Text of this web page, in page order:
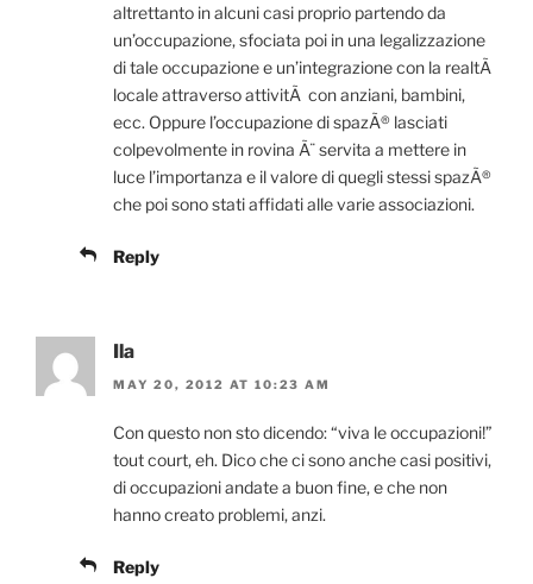
altrettanto in alcuni casi proprio partendo da
un’occupazione, sfociata poi in una legalizzazione
di tale occupazione e un’integrazione con la realtÃ
locale attraverso attivitÃ con anziani, bambini,
ecc. Oppure l’occupazione di spazÃ® lasciati
colpevolmente in rovina Ã¨ servita a mettere in
luce l’importanza e il valore di quegli stessi spazÃ®
che poi sono stati affidati alle varie associazioni.
Reply
Ila
MAY 20, 2012 AT 10:23 AM
Con questo non sto dicendo: “viva le occupazioni!”
tout court, eh. Dico che ci sono anche casi positivi,
di occupazioni andate a buon fine, e che non
hanno creato problemi, anzi.
Reply